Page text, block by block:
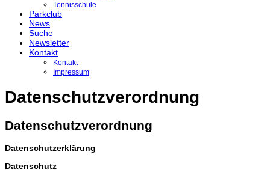
Tennisschule
Parkclub
News
Suche
Newsletter
Kontakt
Kontakt
Impressum
Datenschutzverordnung
Datenschutzverordnung
Datenschutzerklärung
Datenschutz